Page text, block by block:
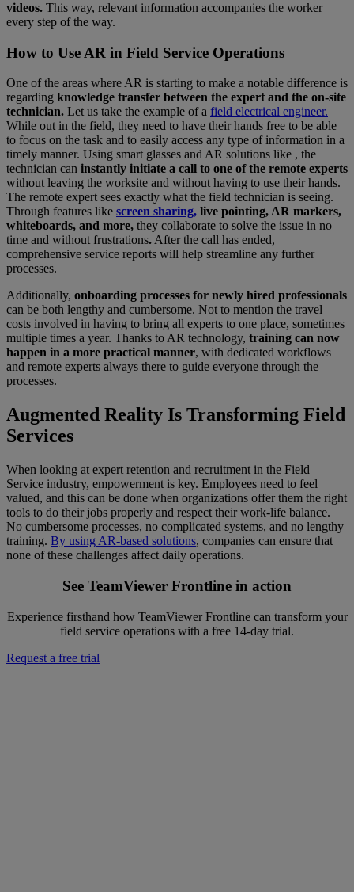
videos. This way, relevant information accompanies the worker
every step of the way.
How to Use AR in Field Service Operations
One of the areas where AR is starting to make a notable difference is
regarding knowledge transfer between the expert and the on-site
technician. Let us take the example of a field electrical engineer.
While out in the field, they need to have their hands free to be able
to focus on the task and to easily access any type of information in a
timely manner. Using smart glasses and AR solutions like , the
technician can instantly initiate a call to one of the remote experts
without leaving the worksite and without having to use their hands.
The remote expert sees exactly what the field technician is seeing.
Through features like screen sharing, live pointing, AR markers,
whiteboards, and more, they collaborate to solve the issue in no
time and without frustrations.After the call has ended,
comprehensive service reports will help streamline any further
processes.
Additionally, onboarding processes for newly hired professionals
can be both lengthy and cumbersome. Not to mention the travel
costs involved in having to bring all experts to one place, sometimes
multiple times a year. Thanks to AR technology, training can now
happen in a more practical manner, with dedicated workflows
and remote experts always there to guide everyone through the
processes.
Augmented Reality Is Transforming Field
Services
When looking at expert retention and recruitment in the Field
Service industry, empowerment is key. Employees need to feel
valued, and this can be done when organizations offer them the right
tools to do their jobs properly and respect their work-life balance.
No cumbersome processes, no complicated systems, and no lengthy
training. By using AR-based solutions, companies can ensure that
none of these challenges affect daily operations.
See TeamViewer Frontline in action
Experience firsthand how TeamViewer Frontline can transform your
field service operations with a free 14-day trial.
Request a free trial